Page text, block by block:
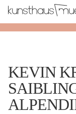
KEVIN